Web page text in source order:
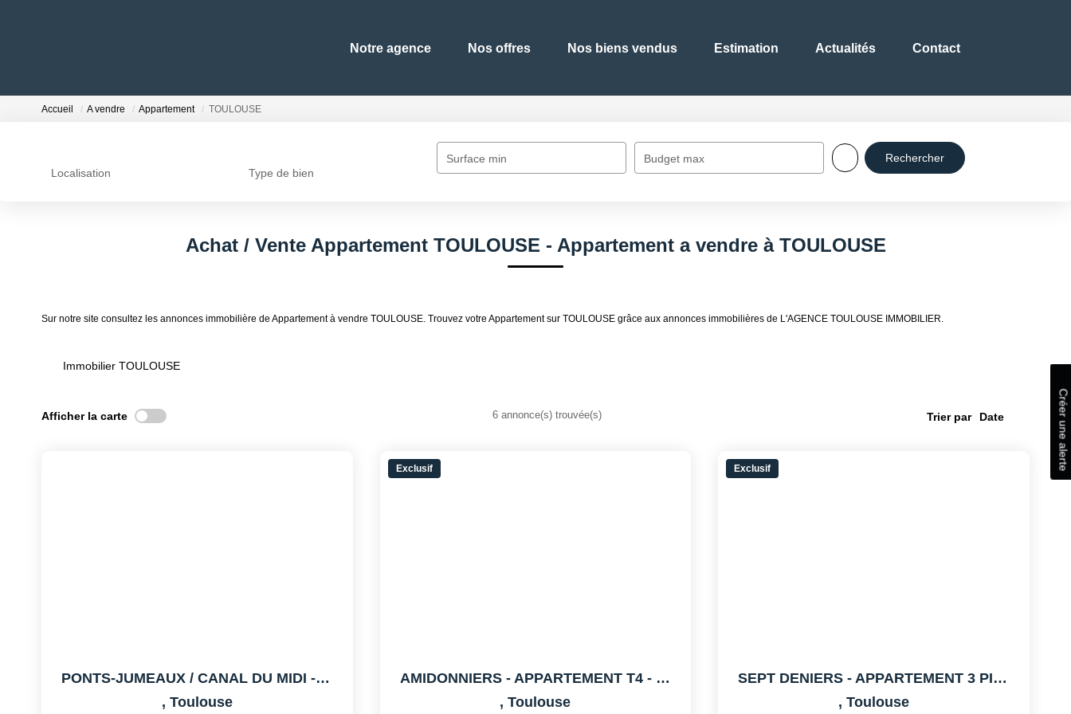
Notre agence Nos offres Nos biens vendus Estimation Actualités Contact
Accueil A vendre Appartement TOULOUSE
Localisation Type de bien
Surface min Budget max
Achat / Vente Appartement TOULOUSE - Appartement a vendre à TOULOUSE
Sur notre site consultez les annonces immobilière de Appartement à vendre TOULOUSE. Trouvez votre Appartement sur TOULOUSE grâce aux annonces immobilières de L'AGENCE TOULOUSE IMMOBILIER.
Immobilier TOULOUSE
Créer une alerte
Afficher la carte 6 annonce(s) trouvée(s) Trier par
PONTS-JUMEAUX / CANAL DU MIDI - APPARTEMENT DUPLEX -...
, Toulouse
Exclusif
AMIDONNIERS - APPARTEMENT T4 - TERRASSE - PARKING
,Toulouse
Exclusif
SEPT DENIERS - APPARTEMENT 3 PIECES - BALCON - PARKING
,Toulouse